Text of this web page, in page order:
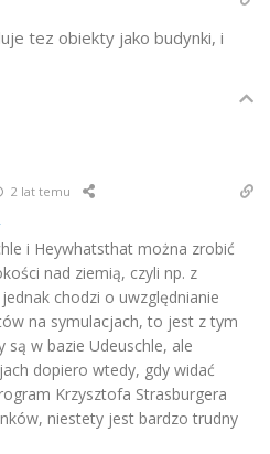
tez obiekty jako budynki, i
2 lat temu
i Heywhatsthat można zrobić
nad ziemią, czyli np. z
chodzi o uwzględnianie
na symulacjach, to jest z tym
w bazie Udeuschle, ale
dopiero wtedy, gdy widać
Krzysztofa Strasburgera
niestety jest bardzo trudny